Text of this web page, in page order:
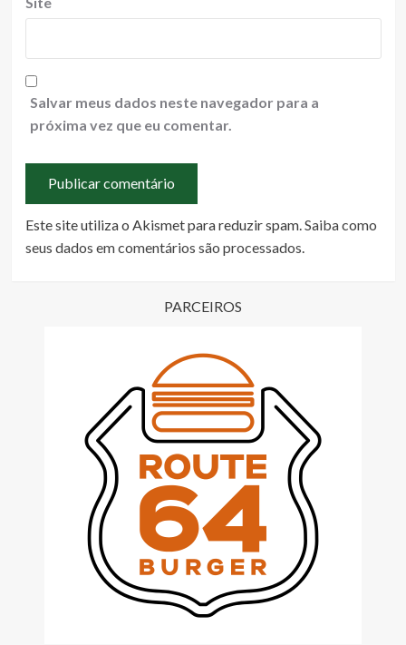
Salvar meus dados neste navegador para a
próxima vez que eu comentar.
Este site utiliza o Akismet para reduzir spam. Saiba como
seus dados em comentários são processados
PARCEIROS